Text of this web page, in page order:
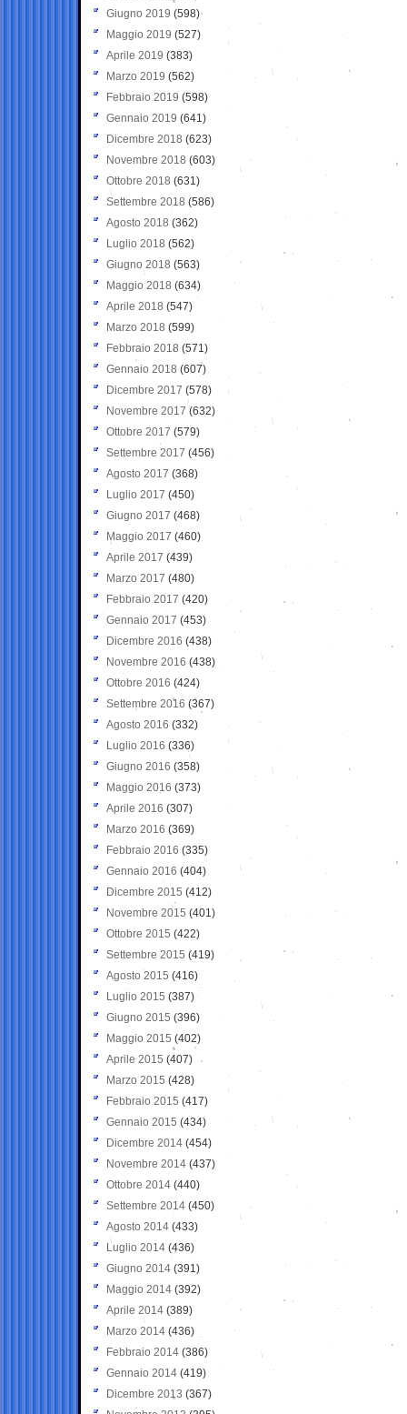
Giugno 2019 (598)
Maggio 2019 (527)
Aprile 2019 (383)
Marzo 2019 (562)
Febbraio 2019 (598)
Gennaio 2019 (641)
Dicembre 2018 (623)
Novembre 2018 (603)
Ottobre 2018 (631)
Settembre 2018 (586)
Agosto 2018 (362)
Luglio 2018 (562)
Giugno 2018 (563)
Maggio 2018 (634)
Aprile 2018 (547)
Marzo 2018 (599)
Febbraio 2018 (571)
Gennaio 2018 (607)
Dicembre 2017 (578)
Novembre 2017 (632)
Ottobre 2017 (579)
Settembre 2017 (456)
Agosto 2017 (368)
Luglio 2017 (450)
Giugno 2017 (468)
Maggio 2017 (460)
Aprile 2017 (439)
Marzo 2017 (480)
Febbraio 2017 (420)
Gennaio 2017 (453)
Dicembre 2016 (438)
Novembre 2016 (438)
Ottobre 2016 (424)
Settembre 2016 (367)
Agosto 2016 (332)
Luglio 2016 (336)
Giugno 2016 (358)
Maggio 2016 (373)
Aprile 2016 (307)
Marzo 2016 (369)
Febbraio 2016 (335)
Gennaio 2016 (404)
Dicembre 2015 (412)
Novembre 2015 (401)
Ottobre 2015 (422)
Settembre 2015 (419)
Agosto 2015 (416)
Luglio 2015 (387)
Giugno 2015 (396)
Maggio 2015 (402)
Aprile 2015 (407)
Marzo 2015 (428)
Febbraio 2015 (417)
Gennaio 2015 (434)
Dicembre 2014 (454)
Novembre 2014 (437)
Ottobre 2014 (440)
Settembre 2014 (450)
Agosto 2014 (433)
Luglio 2014 (436)
Giugno 2014 (391)
Maggio 2014 (392)
Aprile 2014 (389)
Marzo 2014 (436)
Febbraio 2014 (386)
Gennaio 2014 (419)
Dicembre 2013 (367)